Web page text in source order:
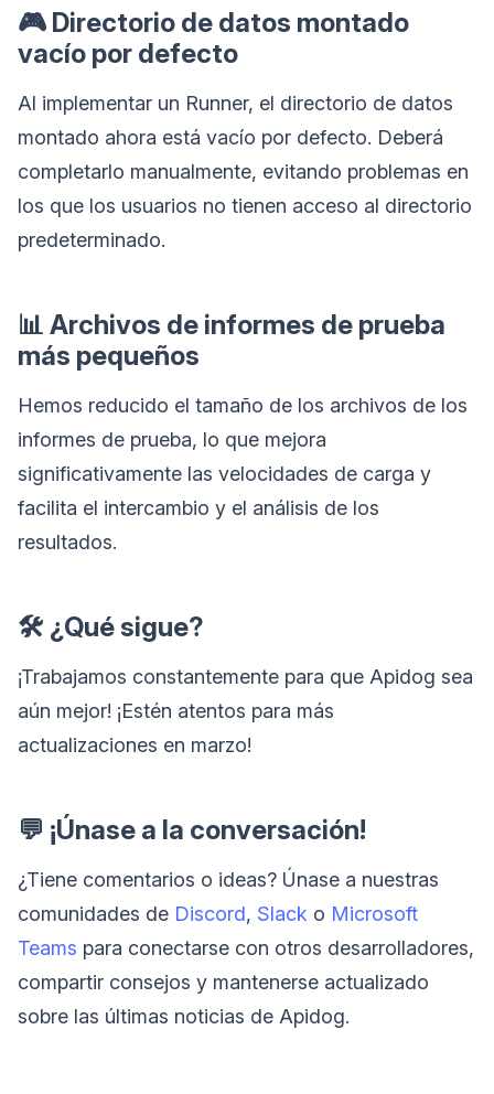
🎮 Directorio de datos montado
vacío por defecto
Al implementar un Runner, el directorio de datos
montado ahora está vacío por defecto. Deberá
completarlo manualmente, evitando problemas en
los que los usuarios no tienen acceso al directorio
predeterminado.
📊 Archivos de informes de prueba
más pequeños
Hemos reducido el tamaño de los archivos de los
informes de prueba, lo que mejora
significativamente las velocidades de carga y
facilita el intercambio y el análisis de los
resultados.
🛠️ ¿Qué sigue?
¡Trabajamos constantemente para que Apidog sea
aún mejor! ¡Estén atentos para más
actualizaciones en marzo!
💬 ¡Únase a la conversación!
¿Tiene comentarios o ideas? Únase a nuestras
comunidades de Discord, Slack o Microsoft
Teams para conectarse con otros desarrolladores,
compartir consejos y mantenerse actualizado
sobre las últimas noticias de Apidog.